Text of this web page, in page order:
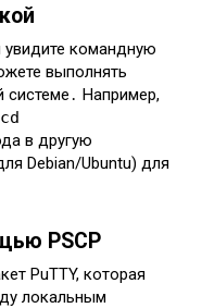
командную
выполнять
Например,
cd
в другую
Debian/Ubuntu) для
PSCP
PuTTY, которая
локальным